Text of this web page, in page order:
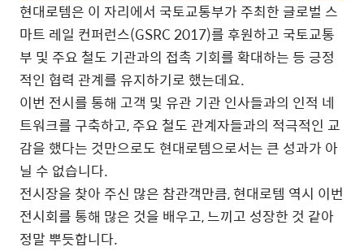
현대로템은 이 자리에서 국토교통부가 주최한 글로벌 스
마트 레일 컨퍼런스(GSRC 2017)를 후원하고 국토교통
부 및 주요 철도 기관과의 접촉 기회를 확대하는 등 긍정
적인 협력 관계를 유지하기로 했는데요.
이번 전시를 통해 고객 및 유관 기관 인사들과의 인적 네
트워크를 구축하고, 주요 철도 관계자들과의 적극적인 교
감을 했다는 것만으로도 현대로템으로서는 큰 성과가 아
닐 수 없습니다.
전시장을 찾아 주신 많은 참관객만큼, 현대로템 역시 이번
전시회를 통해 많은 것을 배우고, 느끼고 성장한 것 같아
정말 뿌듯합니다.